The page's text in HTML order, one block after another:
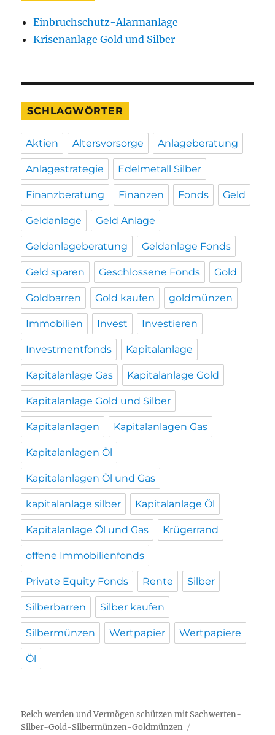
Einbruchschutz-Alarmanlage
Krisenanlage Gold und Silber
SCHLAGWÖRTER
Aktien Altersvorsorge Anlageberatung
Anlagestrategie Edelmetall Silber
Finanzberatung Finanzen Fonds Geld
Geldanlage Geld Anlage
Geldanlageberatung Geldanlage Fonds
Geld sparen Geschlossene Fonds Gold
Goldbarren Gold kaufen goldmünzen
Immobilien Invest Investieren
Investmentfonds Kapitalanlage
Kapitalanlage Gas Kapitalanlage Gold
Kapitalanlage Gold und Silber
Kapitalanlagen Kapitalanlagen Gas
Kapitalanlagen Öl
Kapitalanlagen Öl und Gas
kapitalanlage silber Kapitalanlage Öl
Kapitalanlage Öl und Gas Krügerrand
offene Immobilienfonds
Private Equity Fonds Rente Silber
Silberbarren Silber kaufen
Silbermünzen Wertpapier Wertpapiere
Öl
Reich werden und Vermögen schützen mit Sachwerten-
Silber-Gold-Silbermünzen-Goldmünzen